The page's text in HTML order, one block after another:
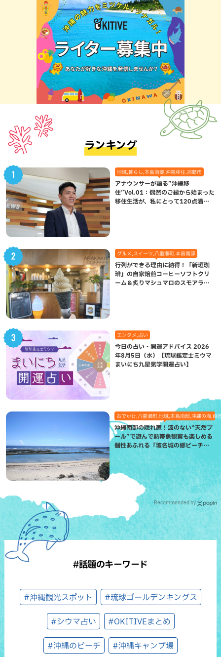
ランキング
地域,暮らし,本島南部,沖縄移住,那覇市
アナウンサーが語る”沖縄移
住”Vol.01：偶然のご縁から始まった
移住生活が、私にとって120点満点
グルメ,スイーツ,八重瀬町,本島南部
行列ができる理由に納得！「新垣珈
琲」の自家焙煎コーヒーソフトクリ
ーム＆炙りマシュマロのスモアラテ
エンタメ,占い
今日の占い・開運アドバイス 2026
年8月5日（水）【琉球鑑定士ミウマ
まいにち九星気学開運占い】
おでかけ,八重瀬町,地域,本島南部,沖縄の海,自
沖縄南部の隠れ家！波のない“天然プ
ール”で遊んで熱帯魚観察も楽しめる
個性あふれる「玻名城の郷ビーチ」
（八重瀬町）
Recommended by
#話題のキーワード
#沖縄観光スポット #琉球ゴールデンキングス
#シウマ占い #OKITIVEまとめ
#沖縄のビーチ #沖縄キャンプ場